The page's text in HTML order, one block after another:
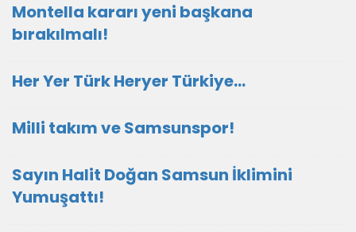
Montella kararı yeni başkana
bırakılmalı!
Her Yer Türk Heryer Türkiye…
Milli takım ve Samsunspor!
Sayın Halit Doğan Samsun İklimini
Yumuşattı!